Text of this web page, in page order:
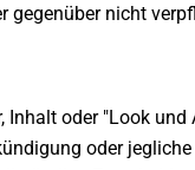
nicht
oder "Look
oder